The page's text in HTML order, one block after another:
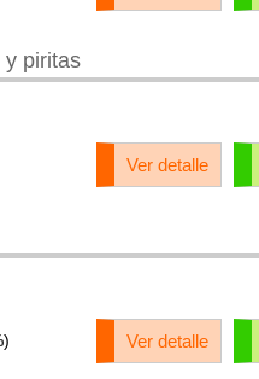
y piritas
Ver detalle
) Ver detalle